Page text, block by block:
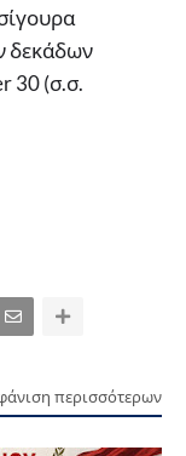
δεκάδων
30 (σ.σ.
περισσότερων